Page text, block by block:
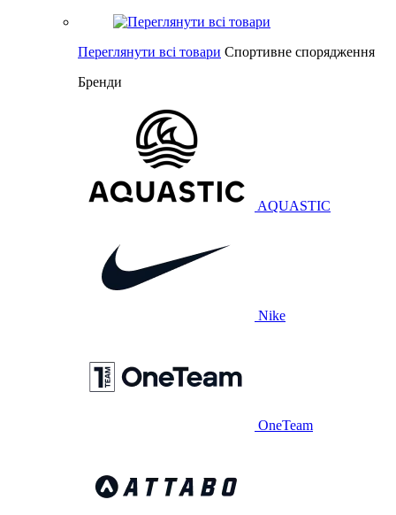
Переглянути всі товари Спортивне спорядження
Бренди
AQUASTIC
Nike
OneTeam